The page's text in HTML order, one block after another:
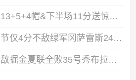
🏀夏联-杨瀚森13+5+4帽&下半场11分送惊艳妙传开拓者力克掘金
🏀夏联-国王首节仅4分不敌绿军冈萨雷斯24+10+5塞纳克10+12
🏀夏联-雷霆不敌掘金夏联全败35号秀布拉齐尔32+6马拉14+7+6